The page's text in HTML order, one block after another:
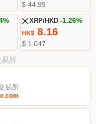
$ 44.99
XRP/HKD -1.26%
HK$8.16
$ 1.047
所
易所